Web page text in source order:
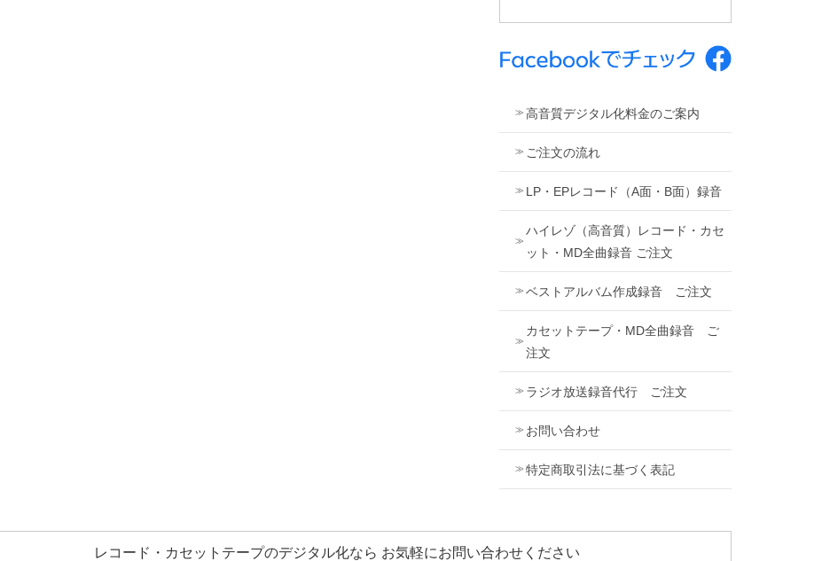
高音質デジタル化料金のご案内
ご注文の流れ
LP・EPレコード（A面・B面）録音
ハイレゾ（高音質）レコード・カセ
ット・MD全曲録音 ご注文
ベストアルバム作成録音 ご注文
カセットテープ・MD全曲録音 ご
注文
ラジオ放送録音代行 ご注文
お問い合わせ
特定商取引法に基づく表記
レコード・カセットテープのデジタル化なら お気軽にお問い合わせください